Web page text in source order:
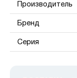
Производитель
Бренд
Серия